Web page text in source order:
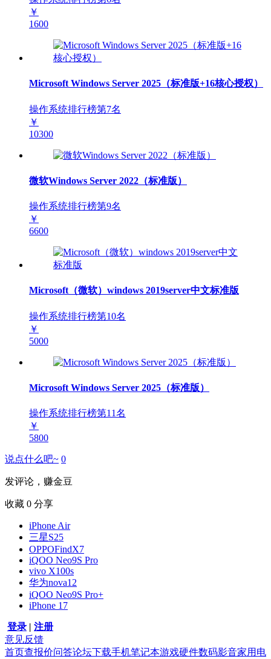
￥
1600
Microsoft Windows Server 2025（标准版+16核心授权）
操作系统排行榜第7名
￥
10300
微软Windows Server 2022（标准版）
操作系统排行榜第9名
￥
6600
Microsoft（微软）windows 2019server中文标准版
操作系统排行榜第10名
￥
5000
Microsoft Windows Server 2025（标准版）
操作系统排行榜第11名
￥
5800
说点什么吧~ 0
发评论，赚金豆
收藏 0 分享
iPhone Air
三星S25
OPPOFindX7
iQOO Neo9S Pro
vivo X100s
华为nova12
iQOO Neo9S Pro+
iPhone 17
登录 | 注册
意见反馈
首页查报价问答论坛下载手机笔记本游戏硬件数码影音家用电